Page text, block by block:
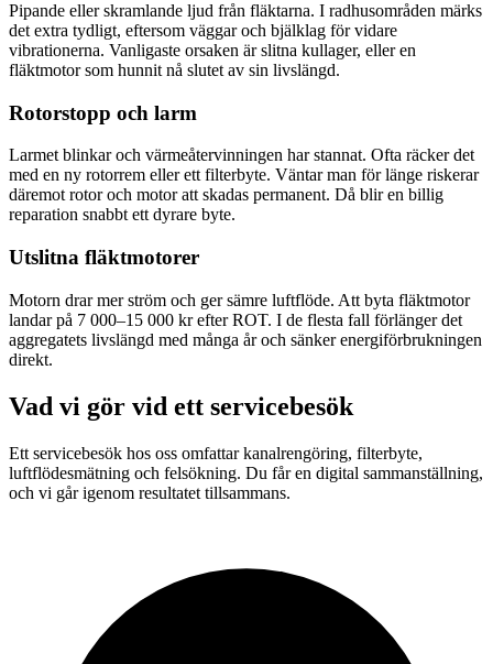
Pipande eller skramlande ljud från fläktarna. I radhusområden märks
det extra tydligt, eftersom väggar och bjälklag för vidare
vibrationerna. Vanligaste orsaken är slitna kullager, eller en
fläktmotor som hunnit nå slutet av sin livslängd.
Rotorstopp och larm
Larmet blinkar och värmeåtervinningen har stannat. Ofta räcker det
med en ny rotorrem eller ett filterbyte. Väntar man för länge riskerar
däremot rotor och motor att skadas permanent. Då blir en billig
reparation snabbt ett dyrare byte.
Utslitna fläktmotorer
Motorn drar mer ström och ger sämre luftflöde. Att byta fläktmotor
landar på 7 000–15 000 kr efter ROT. I de flesta fall förlänger det
aggregatets livslängd med många år och sänker energiförbrukningen
direkt.
Vad vi gör vid ett servicebesök
Ett servicebesök hos oss omfattar kanalrengöring, filterbyte,
luftflödesmätning och felsökning. Du får en digital sammanställning,
och vi går igenom resultatet tillsammans.